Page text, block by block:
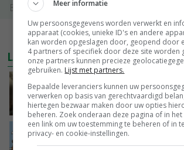
Barneveld kooieieren
MEER MARKTPRIJZEN
LAATSTE NIEUWS
‘Samenwerking A-ware en
zorgen voor meer balans’
GISTEREN, 16:01
Internationale vraag naar
groot: Nederland in
Meer informatie
Uw persoonsgegevens worden verwerkt en
apparaat (cookies, unieke ID's en andere
kan worden opgeslagen door, geopend door
4 partners of specifiek door deze site worden
onze partners kunnen precieze
gebruiken. Lijst met partners.
Bepaalde leveranciers kunnen uw
verwerken op basis van gerechtvaardigd
hiertegen bezwaar maken door uw opties
beheren. Zoek onderaan deze pagina of in
een link om uw toestemming te beheren of in
privacy- en cookie-instellingen.